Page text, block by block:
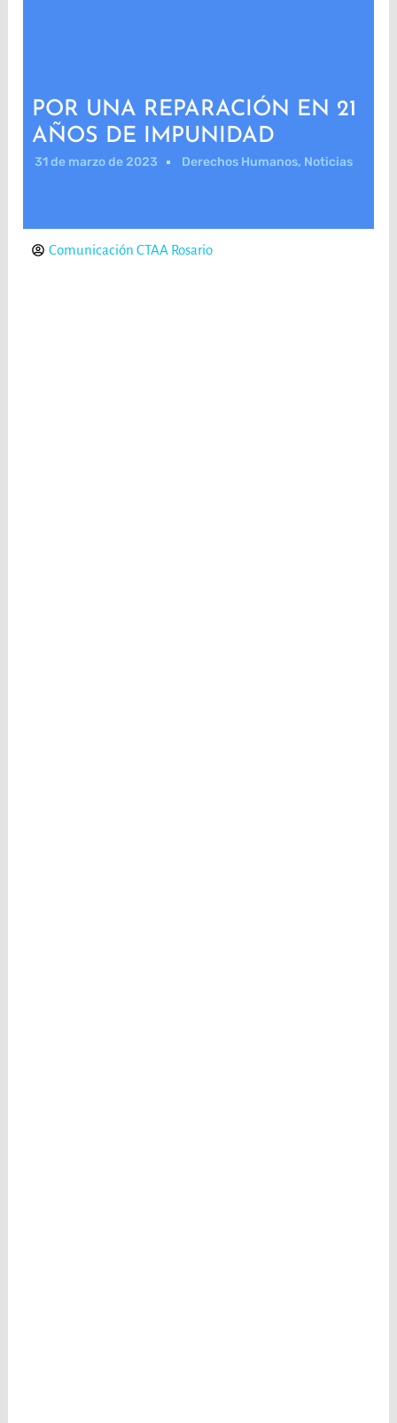
POR UNA REPARACIÓN EN 21
AÑOS DE IMPUNIDAD
31 de marzo de 2023 Derechos Humanos, Noticias
Comunicación CTAA Rosario